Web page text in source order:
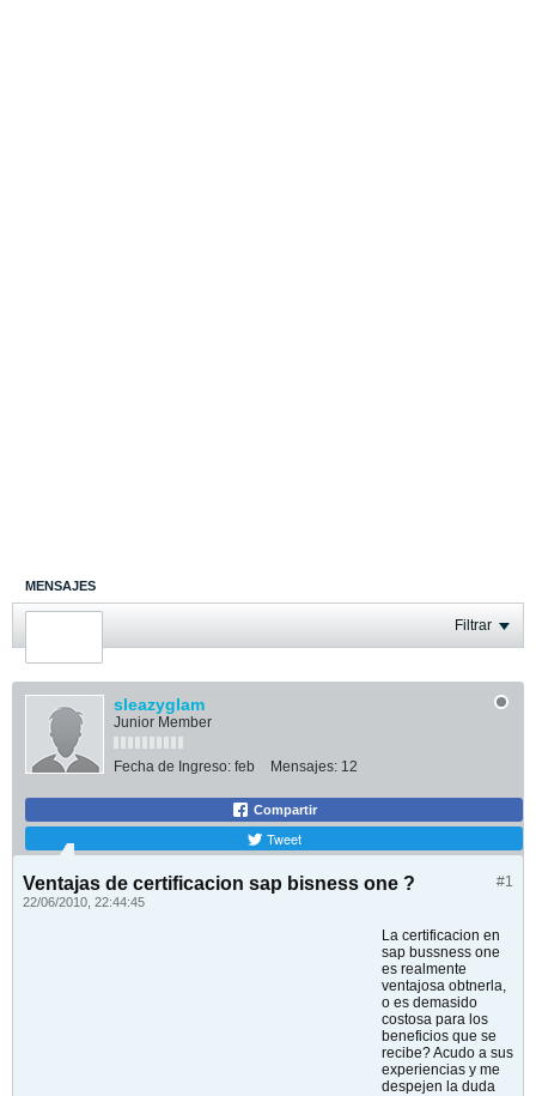
MENSAJES
ÚLTIMA ACTIVIDAD Filtrar
sleazyglam
Junior Member
Fecha de Ingreso: feb Mensajes: 12
Compartir
Tweet
#1
Ventajas de certificacion sap bisness one ?
22/06/2010, 22:44:45
La certificacion en
sap bussness one
es realmente
ventajosa obtnerla,
o es demasido
costosa para los
beneficios que se
recibe? Acudo a sus
experiencias y me
despejen la duda